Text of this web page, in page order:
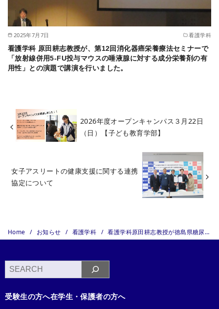
2025年7月7日 看護学科
看護学科 原田耕志教授が、第12回消化器癌栄養療法セミナーで
「放射線併用5-FU投与マウスの唾液腺に対する成分栄養剤の有
用性」との演題で講演を行いました。
2026年度オープンキャンパス３月22日
（日）【子ども教育学部】
女子アスリートの健康支援に関する連携
協定について
Home お知らせ 看護学科 看護学科原田耕志教授が徳島県糖尿病療養指導士研修会の講師を務めました。
検
索
受験生の方へ在学生・保護者の方へ